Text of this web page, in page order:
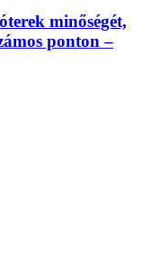
minőségét,
ponton –